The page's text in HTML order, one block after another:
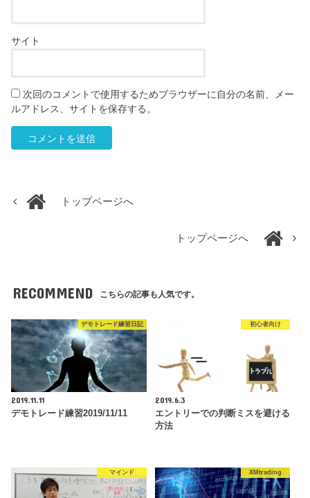
サイト
次回のコメントで使用するためブラウザーに自分の名前、メー
ルアドレス、サイトを保存する。
トップページへ
トップページへ
RECOMMEND こちらの記事も人気です。
デモトレード練習日記
2019.11.11
デモトレード練習2019/11/11
初心者向け
2019.6.3
エントリーでの判断ミスを避ける
方法
マインド XMtrading